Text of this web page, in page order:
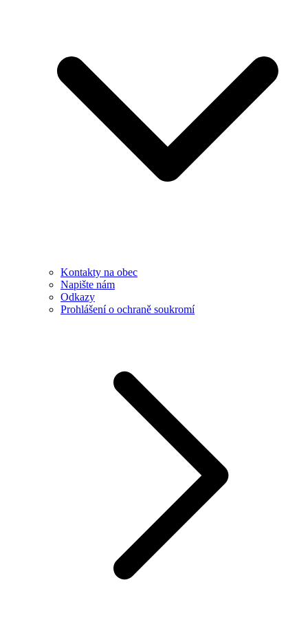
Kontakty na obec
Napište nám
Odkazy
Prohlášení o ochraně soukromí